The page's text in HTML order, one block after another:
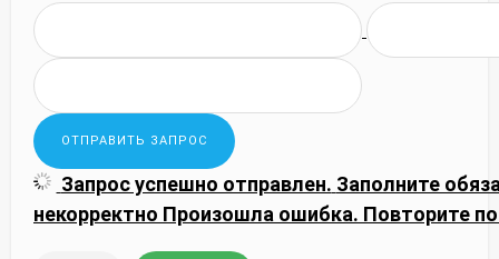
Запрос успешно отправлен. Заполните
некорректно Произошла ошибка. Повторите